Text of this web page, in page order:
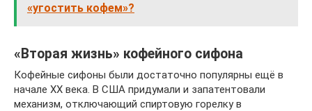
«угостить кофем»?
«Вторая жизнь» кофейного сифона
Кофейные сифоны были достаточно популярны ещё в
начале XX века. В США придумали и запатентовали
механизм, отключающий спиртовую горелку в